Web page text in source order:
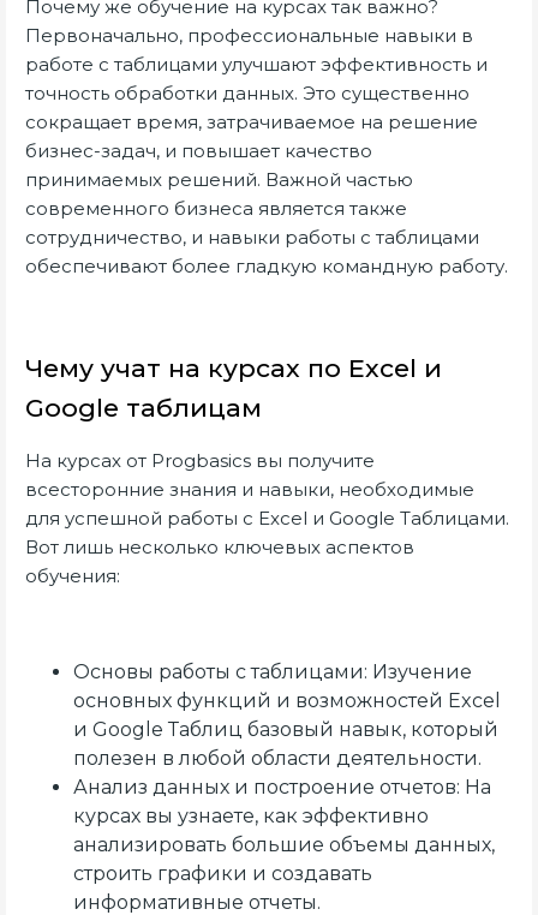
Почему же обучение на курсах так важно?
Первоначально, профессиональные навыки в
работе с таблицами улучшают эффективность и
точность обработки данных. Это существенно
сокращает время, затрачиваемое на решение
бизнес-задач, и повышает качество
принимаемых решений. Важной частью
современного бизнеса является также
сотрудничество, и навыки работы с таблицами
обеспечивают более гладкую командную работу.
Чему учат на курсах по Excel и
Google таблицам
На курсах от Progbasics вы получите
всесторонние знания и навыки, необходимые
для успешной работы с Excel и Google Таблицами.
Вот лишь несколько ключевых аспектов
обучения:
Основы работы с таблицами: Изучение
основных функций и возможностей Excel
и Google Таблиц базовый навык, который
полезен в любой области деятельности.
Анализ данных и построение отчетов: На
курсах вы узнаете, как эффективно
анализировать большие объемы данных,
строить графики и создавать
информативные отчеты.